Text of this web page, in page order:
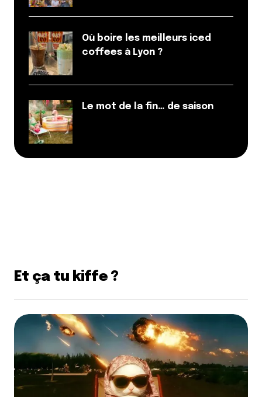
Où boire les meilleurs iced
coffees à Lyon ?
Le mot de la fin… de saison
Et ça tu kiffe ?